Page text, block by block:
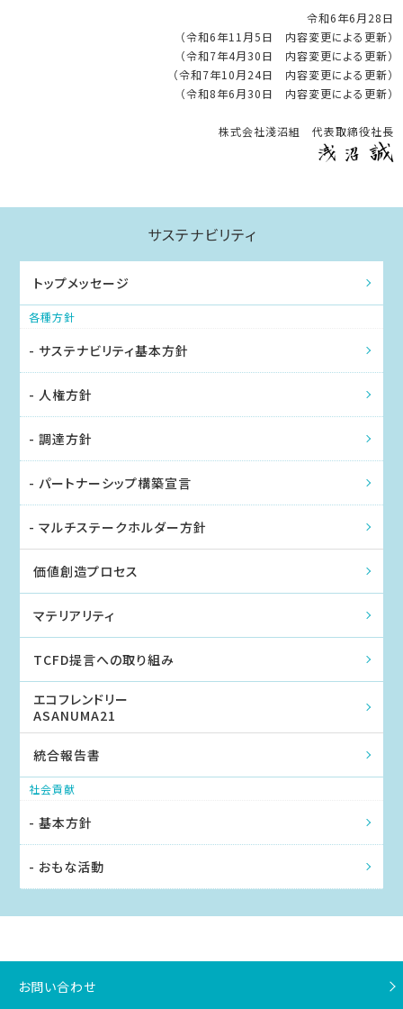
令和6年6月28日
（令和6年11月5日 内容変更による更新）
（令和7年4月30日 内容変更による更新）
（令和7年10月24日 内容変更による更新）
（令和8年6月30日 内容変更による更新）
株式会社淺沼組 代表取締役社長
サステナビリティ
トップメッセージ
各種方針
- サステナビリティ基本方針
- 人権方針
- 調達方針
- パートナーシップ構築宣言
- マルチステークホルダー方針
価値創造プロセス
マテリアリティ
TCFD提言への取り組み
エコフレンドリー
ASANUMA21
統合報告書
社会貢献
- 基本方針
- おもな活動
お問い合わせ